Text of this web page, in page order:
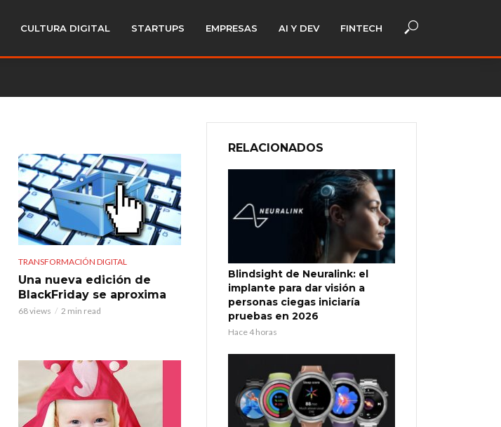
CULTURA DIGITAL STARTUPS EMPRESAS AI Y DEV FINTECH
TRANSFORMACIÓN DIGITAL
Una nueva edición de
BlackFriday se aproxima
68 views 2 min read
RELACIONADOS
Blindsight de Neuralink: el
implante para dar visión a
personas ciegas iniciaría
pruebas en 2026
Hace 4 horas